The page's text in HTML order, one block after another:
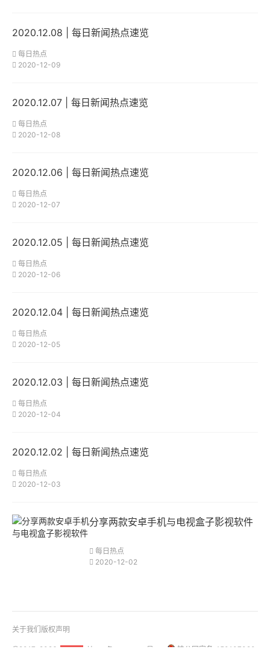
2020.12.08 | 每日新闻热点速览
每日热点
2020-12-09
2020.12.07 | 每日新闻热点速览
每日热点
2020-12-08
2020.12.06 | 每日新闻热点速览
每日热点
2020-12-07
2020.12.05 | 每日新闻热点速览
每日热点
2020-12-06
2020.12.04 | 每日新闻热点速览
每日热点
2020-12-05
2020.12.03 | 每日新闻热点速览
每日热点
2020-12-04
2020.12.02 | 每日新闻热点速览
每日热点
2020-12-03
分享两款安卓手机与电视盒子影视软件
每日热点
2020-12-02
关于我们 版权声明
@2017-2026 桂ICP备18001158号-1
桂公网安备 450107020